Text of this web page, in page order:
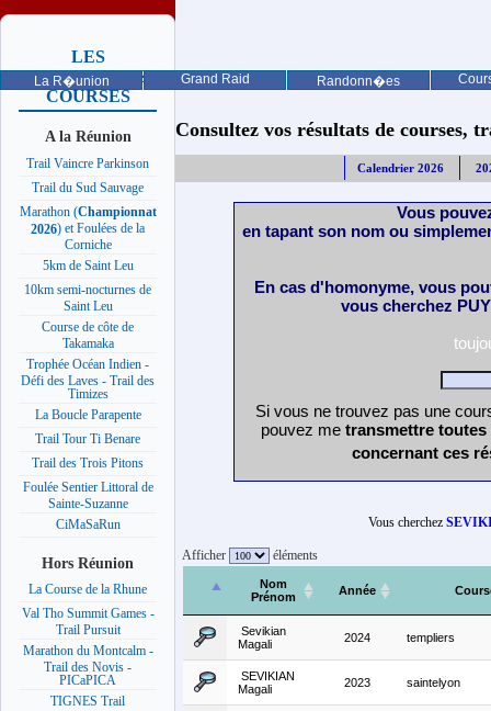
La R�union Grand Raid Randonn�es
LES
PROCHAINES
COURSES
A la Réunion
Trail Vaincre Parkinson
Trail du Sud Sauvage
Marathon (Championnat
2026) et Foulées de la
Corniche
5km de Saint Leu
10km semi-nocturnes de
Saint Leu
Course de côte de
Takamaka
Trophée Océan Indien -
Défi des Laves - Trail des
Timizes
La Boucle Parapente
Trail Tour Ti Benare
Trail des Trois Pitons
Foulée Sentier Littoral de
Sainte-Suzanne
CiMaSaRun
Hors Réunion
La Course de la Rhune
Val Tho Summit Games -
Trail Pursuit
Marathon du Montcalm -
Trail des Novis -
PICaPICA
TIGNES Trail
Consultez vos résultats de courses,
Calendrier 2026
Vous
en tapant son nom ou
En cas d'homonyme, vous
vous cherchez
Si vous ne trouvez pas une
pouvez me transmettre
concernant ces
Vous cherchez
Afficher éléments
Nom
Prénom
Année
Sevikian
Magali
2024 templiers
SEVIKIAN
Magali
2023 saintelyon